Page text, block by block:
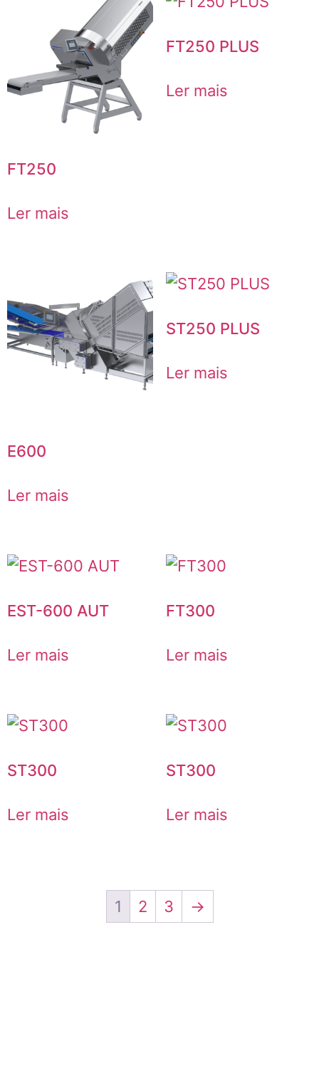
FT250
Ler mais
FT250 PLUS
Ler mais
E600
Ler mais
ST250 PLUS
Ler mais
EST-600 AUT
Ler mais
FT300
Ler mais
ST300
Ler mais
ST300
Ler mais
1 2 3 →